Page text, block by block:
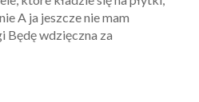
A ja jeszcze nie mam
Będę wdzięczna za